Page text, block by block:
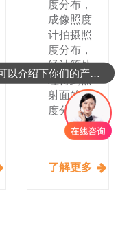
度分布，
成像照度
计拍摄照
度分布，
经计算处
理得到照
射面的照
度分布。
了解更多
可以介绍下你们的产品么